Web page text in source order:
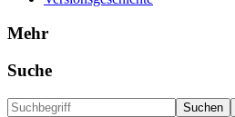
Mehr
Suche